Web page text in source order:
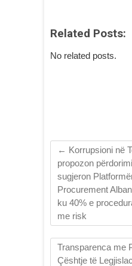
Related Posts:
No related posts.
← Korrupsioni në
propozon
sugjeron
Procurement
ku 40% e
me risk
Transparenca me
Çështje të